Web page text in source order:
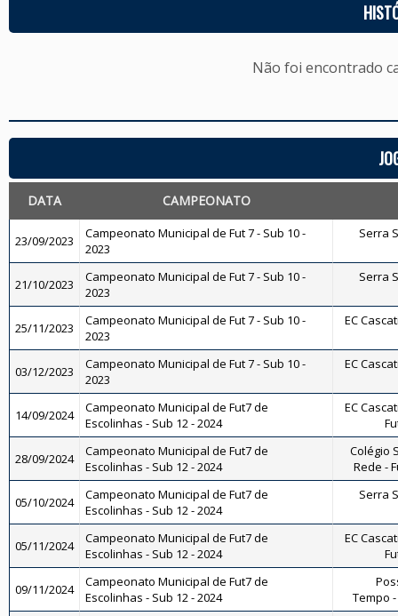
Não foi encontrado
DATA CAMPEONATO
23/09/2023
Campeonato Municipal de Fut 7 - Sub 10 -
2023
Serra
21/10/2023
Campeonato Municipal de Fut 7 - Sub 10 -
2023
Serra
25/11/2023
Campeonato Municipal de Fut 7 - Sub 10 -
2023
EC
03/12/2023
Campeonato Municipal de Fut 7 - Sub 10 -
2023
EC
14/09/2024
Campeonato Municipal de Fut7 de
Escolinhas - Sub 12 - 2024
EC
28/09/2024
Campeonato Municipal de Fut7 de
Escolinhas - Sub 12 - 2024
Colégio
Rede -
05/10/2024
Campeonato Municipal de Fut7 de
Escolinhas - Sub 12 - 2024
Serra
05/11/2024
Campeonato Municipal de Fut7 de
Escolinhas - Sub 12 - 2024
EC
09/11/2024
Campeonato Municipal de Fut7 de
Escolinhas - Sub 12 - 2024
Tempo